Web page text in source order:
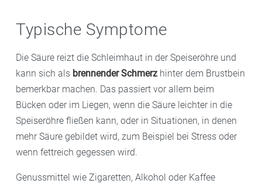
Typische Symptome
Die Säure reizt die Schleimhaut in der Speiseröhre und
kann sich als brennender Schmerz hinter dem Brustbein
bemerkbar machen. Das passiert vor allem beim
Bücken oder im Liegen, wenn die Säure leichter in die
Speiseröhre fließen kann, oder in Situationen, in denen
mehr Säure gebildet wird, zum Beispiel bei Stress oder
wenn fettreich gegessen wird.
Genussmittel wie Zigaretten, Alkohol oder Kaffee